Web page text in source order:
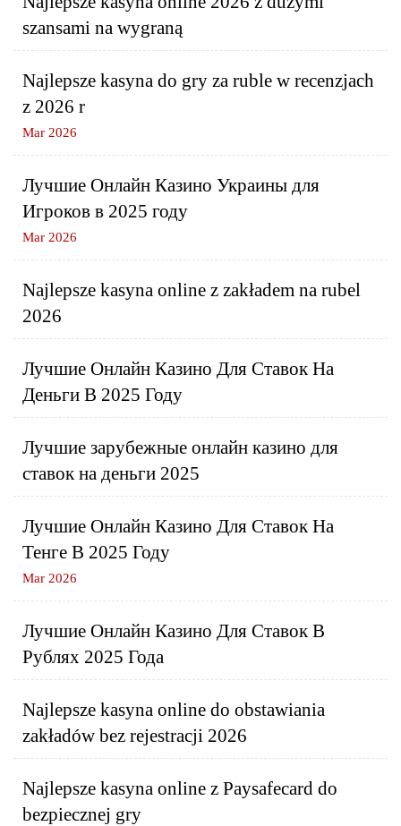
szansami na wygraną
Najlepsze kasyna do gry za ruble w recenzjach
z 2026 r
Mar 2026
Лучшие Онлайн Казино Украины для
Игроков в 2025 году
Mar 2026
Najlepsze kasyna online z zakładem na rubel
2026
Лучшие Онлайн Казино Для Ставок На
Деньги В 2025 Году
Лучшие зарубежные онлайн казино для
ставок на деньги 2025
Лучшие Онлайн Казино Для Ставок На
Тенге В 2025 Году
Mar 2026
Лучшие Онлайн Казино Для Ставок В
Рублях 2025 Года
Najlepsze kasyna online do obstawiania
zakładów bez rejestracji 2026
Najlepsze kasyna online z Paysafecard do
bezpiecznej gry